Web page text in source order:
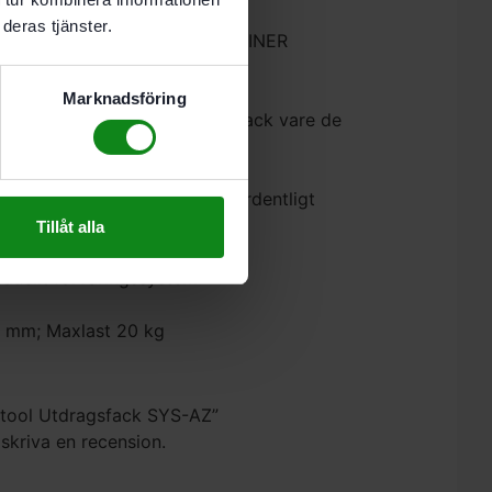
tjänster.
Marknadsföring
Tillåt alla
av SYSTAINER och SORTAINER
lås
på arbetsplatsen. även tack vare de
locket kan öppnas ordentligt
T-LOC)
förvaringssystem
Maxlast 20 kg
Utdragsfack SYS-AZ”
en recension.